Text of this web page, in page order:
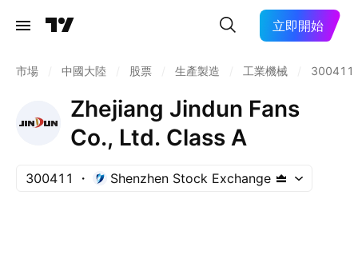
立即開始
市場 中國大陸 股票 生產製造 工業機械 300411
Zhejiang Jindun Fans
Co., Ltd. Class A
300411 Shenzhen Stock Exchange